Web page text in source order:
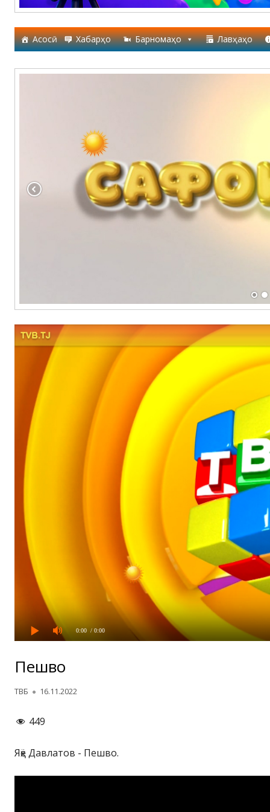
Асосӣ Хабарҳо Барномаҳо Лавҳаҳо
0:00 / 0:00
Пешво
Автор
ТВБ Опубликовано
16.11.2022
449
Яҳё Давлатов - Пешво.